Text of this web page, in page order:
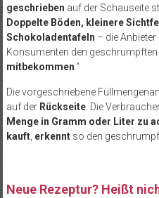
geschrieben auf der Schauseite
Doppelte Böden, kleinere
Schokoladentafeln – die
Konsumenten den
mitbekommen .“
Die vorgeschriebene
auf der Rückseite. Die
Menge in Gramm oder Liter zu
kauft, erkenntso den
Neue Rezeptur? Heißt